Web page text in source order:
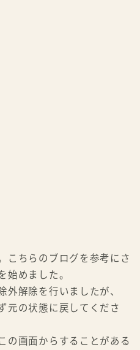
こちらのブログを参考にさ
始めました。
外解除を行いましたが、
元の状態に戻してくださ
の画面からすることがある